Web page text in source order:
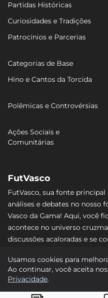
Partidas Históricas
Curiosidades e Tradições
Patrocínios e Parcerias
Categorias de Base
Hino e Cantos da Torcida
Polêmicas e Controvérsias
Ações Sociais e
Comunitárias
FutVasco
FutVasco, sua fonte principal
análises e debates no nosso
Vasco da Gama! Aqui, você
acontece no universo
discussões acaloradas e se
nenhum lance e acompanhe
rumo às vitórias! #Vasco
Usamos cookies para
Ao continuar, você aceita
Privacidade.